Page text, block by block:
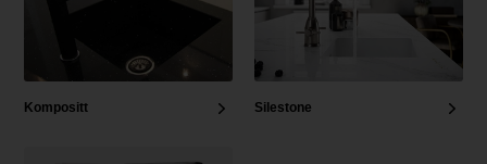
Kompositt Silestone